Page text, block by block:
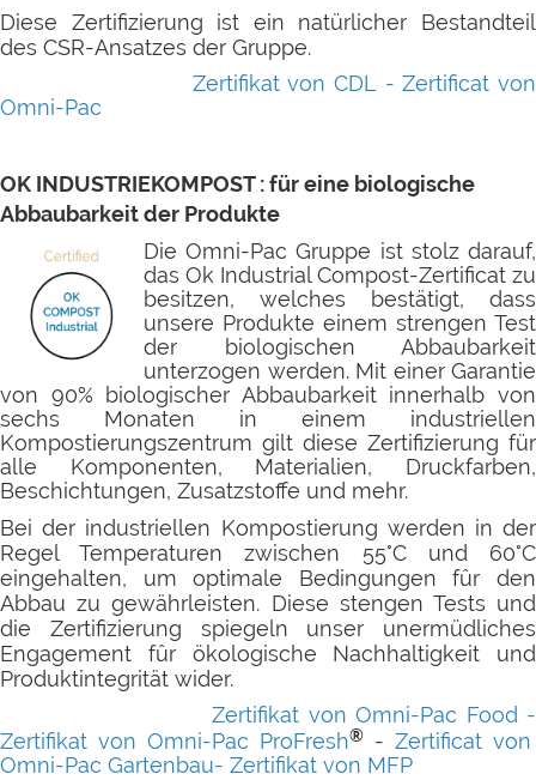
Diese Zertifizierung ist ein natürlicher Bestandteil
des CSR-Ansatzes der Gruppe.
Zertifikat von CDL -Zertificat von
Omni-Pac
OK INDUSTRIEKOMPOST : für eine biologische
Abbaubarkeit der Produkte
Die Omni-Pac Gruppe ist stolz darauf,
das Ok Industrial Compost-Zertificat zu
besitzen, welches bestätigt, dass
unsere Produkte einem strengen Test
der biologischen Abbaubarkeit
unterzogen werden. Mit einer Garantie
von 90% biologischer Abbaubarkeit innerhalb von
sechs Monaten in einem industriellen
Kompostierungszentrum gilt diese Zertifizierung für
alle Komponenten, Materialien, Druckfarben,
Beschichtungen, Zusatzstoffe und mehr.
Bei der industriellen Kompostierung werden in der
Regel Temperaturen zwischen 55°C und 60°C
eingehalten, um optimale Bedingungen fûr den
Abbau zu gewährleisten. Diese stengen Tests und
die Zertifizierung spiegeln unser unermüdliches
Engagement fûr ökologische Nachhaltigkeit und
Produktintegrität wider.
Zertifikat von Omni-Pac Food-
Zertifikat von Omni-Pac ProFresh® - Zertificat von
Omni-Pac Gartenbau- Zertifikat von MFP